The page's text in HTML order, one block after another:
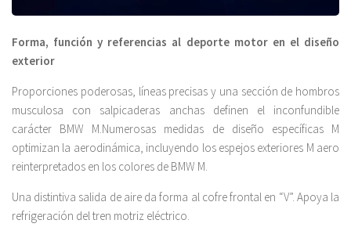
Forma, función y referencias al deporte motor en el diseño
exterior
Proporciones poderosas, líneas precisas y una sección de hombros
musculosa con salpicaderas anchas definen el inconfundible
carácter BMW M.Numerosas medidas de diseño específicas M
optimizan la aerodinámica, incluyendo los espejos exteriores M aero
reinterpretados en los colores de BMW M.
Una distintiva salida de aire da forma al cofre frontal en “V”. Apoya la
refrigeración del tren motriz eléctrico.